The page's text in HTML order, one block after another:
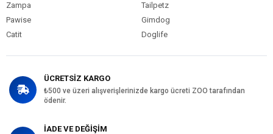
Zampa
Tailpetz
Pawise
Gimdog
Catit
Doglife
ÜCRETSİZ KARGO
₺500 ve üzeri alışverişlerinizde kargo ücreti ZOO tarafından
ödenir.
İADE VE DEĞİŞİM